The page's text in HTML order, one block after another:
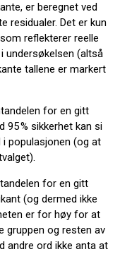
er beregnet ved
residualer. Det er kun
reflekterer reelle
undersøkelsen (altså
tallene er markert
for en gitt
95 % sikkerhet kan si
populasjonen (og at
for en gitt
(og dermed ikke
er for høy for at
gruppen og resten av
andre ord ikke anta at